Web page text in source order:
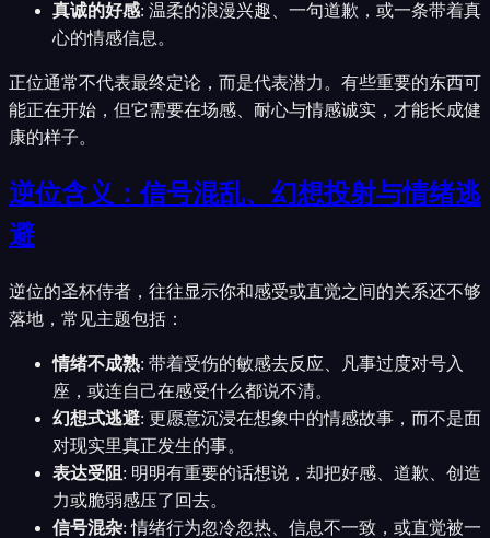
真诚的好感: 温柔的浪漫兴趣、一句道歉，或一条带着真
心的情感信息。
正位通常不代表最终定论，而是代表潜力。有些重要的东西可
能正在开始，但它需要在场感、耐心与情感诚实，才能长成健
康的样子。
逆位含义：信号混乱、幻想投射与情绪逃
避
逆位的圣杯侍者，往往显示你和感受或直觉之间的关系还不够
落地，常见主题包括：
情绪不成熟: 带着受伤的敏感去反应、凡事过度对号入
座，或连自己在感受什么都说不清。
幻想式逃避: 更愿意沉浸在想象中的情感故事，而不是面
对现实里真正发生的事。
表达受阻 : 明明有重要的话想说，却把好感、道歉、创造
力或脆弱感压了回去。
信号混杂:情绪行为忽冷忽热、信息不一致，或直觉被一